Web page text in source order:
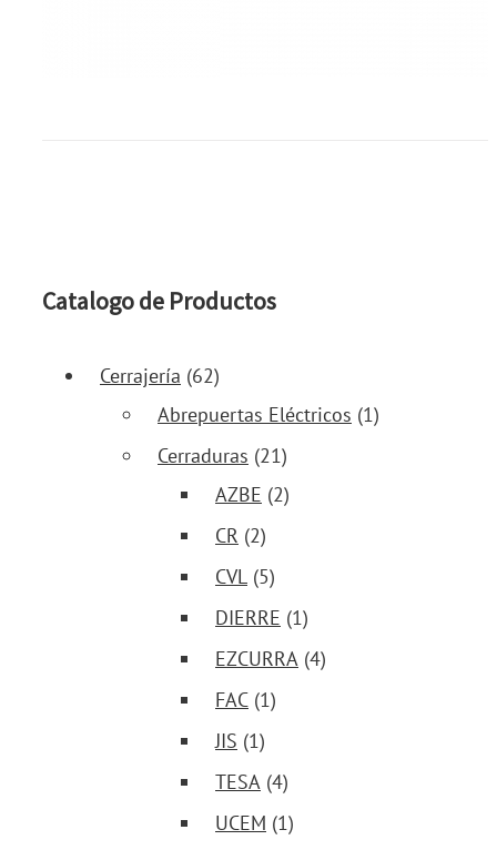
Catalogo de Productos
Cerrajería (62)
Abrepuertas Eléctricos (1)
Cerraduras (21)
AZBE (2)
CR (2)
CVL (5)
DIERRE (1)
EZCURRA (4)
FAC (1)
JIS (1)
TESA (4)
UCEM (1)